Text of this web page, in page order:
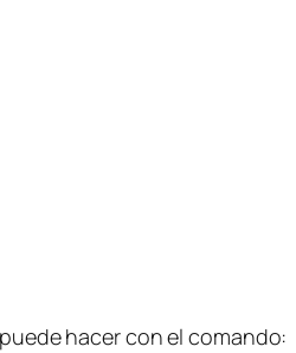
hacer con el comando: